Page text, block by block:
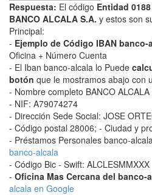
Respuesta: El código Entidad 0188
BANCO ALCALA S.A. y estos son
Principal:
- Ejemplo de Código IBAN banco-
Oficina + Número Cuenta
- El Iban banco-alcala lo Puede
botón que le mostramos abajo con
- Nombre completo BANCO ALCALA
- NIF: A79074274
- Dirección Sede Social: JOSE
- Código postal 28006; - Ciudad y
- Préstamos Personales banco-
banco-alcala
- Código Bic - Swift: ALCLESMMXXX
- Oficina Mas Cercana del banco-
alcala en Google